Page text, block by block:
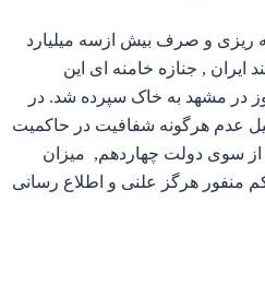
ریزی و صرف بیش ازسه میلیارد
ایران , جنازه خامنه ای این
در مشهد به خاک سپرده شد. در
عدم هرگونه شفافیت در حاکمیت
از سوی دولت چهاردهم, میزان
منفور هرگز علنی و اطلاع رسانی